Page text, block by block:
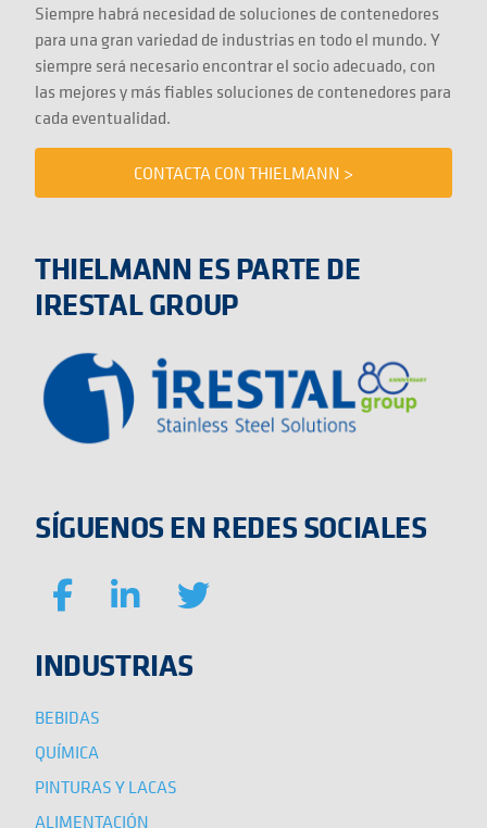
Siempre habrá necesidad de soluciones de contenedores
para una gran variedad de industrias en todo el mundo. Y
siempre será necesario encontrar el socio adecuado, con
las mejores y más fiables soluciones de contenedores para
cada eventualidad.
CONTACTA CON THIELMANN >
THIELMANN ES PARTE DE
IRESTAL GROUP
SÍGUENOS EN REDES SOCIALES
INDUSTRIAS
BEBIDAS
QUÍMICA
PINTURAS Y LACAS
ALIMENTACIÓN